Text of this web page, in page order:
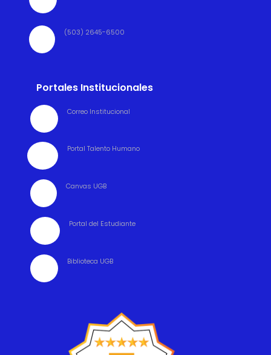
(503) 2645-6500
Portales Institucionales
Correo Institucional
Portal Talento Humano
Canvas UGB
Portal del Estudiante
Biblioteca UGB